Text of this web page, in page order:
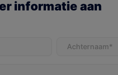
informatie aan